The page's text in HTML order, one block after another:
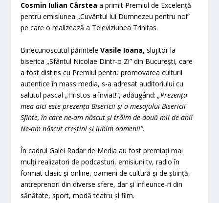
Cosmin Iulian Cârstea a primit Premiul de Excelență
pentru emisiunea „Cuvântul lui Dumnezeu pentru noi”
pe care o realizează a Televiziunea Trinitas.
Binecunoscutul părintele Vasile Ioana, slujitor la
biserica „Sfântul Nicolae Dintr-o Zi” din București, care
a fost distins cu Premiul pentru promovarea culturii
autentice în mass media, s-a adresat auditoriului cu
salutul pascal „Hristos a înviat!”, adăugând:„Prezența
mea aici este prezența Bisericii și a mesajului Bisericii
Sfinte, în care ne-am născut și trăim de două mii de ani!
Ne-am născut creștini și iubim oamenii”.
În cadrul Galei Radar de Media au fost premiați mai
mulți realizatori de podcasturi, emisiuni tv, radio în
format clasic și online, oameni de cultură și de știință,
antreprenori din diverse sfere, dar și infleunce-ri din
sănătate, sport, modă teatru și film.